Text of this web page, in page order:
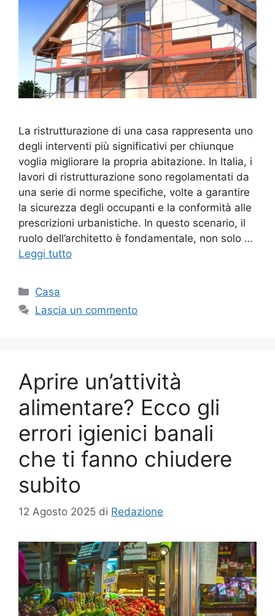
La ristrutturazione di una casa rappresenta uno
degli interventi più significativi per chiunque
voglia migliorare la propria abitazione. In Italia, i
lavori di ristrutturazione sono regolamentati da
una serie di norme specifiche, volte a garantire
la sicurezza degli occupanti e la conformità alle
prescrizioni urbanistiche. In questo scenario, il
ruolo dell’architetto è fondamentale, non solo …
Leggi tutto
Categorie
Casa
Lascia un commento
Aprire un’attività
alimentare? Ecco gli
errori igienici banali
che ti fanno chiudere
subito
12 Agosto 2025 di Redazione